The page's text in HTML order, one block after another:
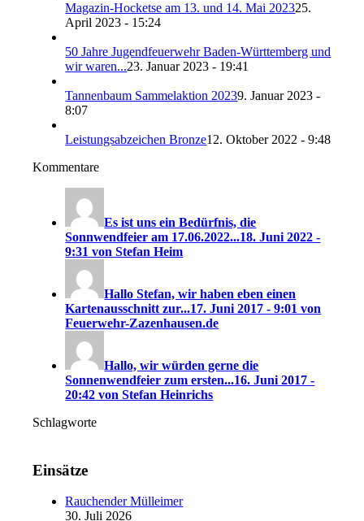
Magazin-Hocketse am 13. und 14. Mai 202325.
April 2023 - 15:24
50 Jahre Jugendfeuerwehr Baden-Württemberg und
wir waren...23. Januar 2023 - 19:41
Tannenbaum Sammelaktion 20239. Januar 2023 -
8:07
Leistungsabzeichen Bronze12. Oktober 2022 - 9:48
Kommentare
Es ist uns ein Bedürfnis, die
Sonnwendfeier am 17.06.2022...18. Juni 2022 -
9:31 von Stefan Heim
Hallo Stefan, wir haben eben einen
Kartenausschnitt zur...17. Juni 2017 - 9:01 von
Feuerwehr-Zazenhausen.de
Hallo, wir würden gerne die
Sonnenwendfeier zum ersten...16. Juni 2017 -
20:42 von Stefan Heinrichs
Schlagworte
Einsätze
Rauchender Mülleimer
30. Juli 2026